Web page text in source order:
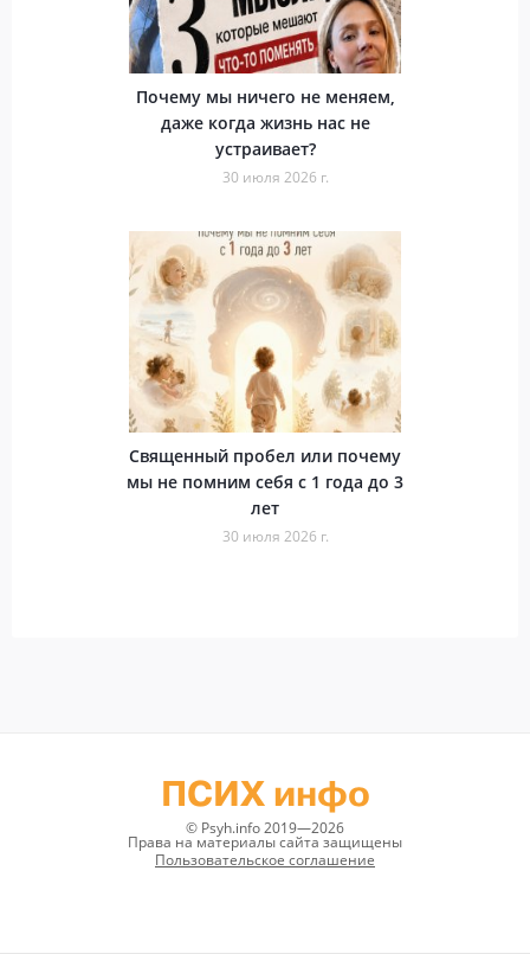
Почему мы ничего не меняем,
даже когда жизнь нас не
устраивает?
30 июля 2026 г.
Священный пробел или почему
мы не помним себя с 1 года до 3
лет
30 июля 2026 г.
ПСИХ инфо
© Psyh.info 2019—2026
Права на материалы сайта защищены
Пользовательское соглашение